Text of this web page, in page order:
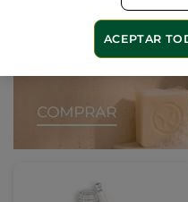
ACEPTAR